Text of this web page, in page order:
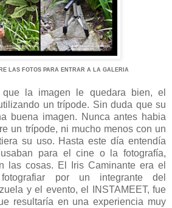
LAS FOTOS PARA ENTRAR A LA GALERIA
que la imagen le quedara bien, el
un trípode. Sin duda que su
buena imagen. Nunca antes habia
un trípode, ni mucho menos con un
su uso. Hasta este día entendía
para el cine o la fotografía,
las cosas. El Iris Caminante era el
por un integrante del
y el evento, el INSTAMEET, fue
resultaría en una experiencia muy